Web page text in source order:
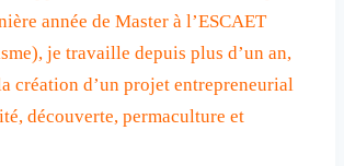
année de Master à l’ESCAET
je travaille depuis plus d’un an,
création d’un projet entrepreneurial
découverte, permaculture et